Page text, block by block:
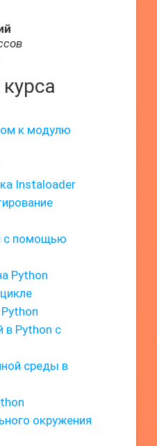
к модулю
Instaloader
с помощью
Python
в Python с
среды в
окружения